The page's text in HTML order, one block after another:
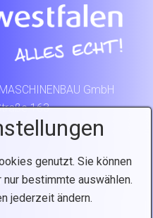
GmbH
163
9489 0
Öffnung​​​​szeiten
genutzt. Sie können
bestimmte auswählen.
jederzeit ändern.